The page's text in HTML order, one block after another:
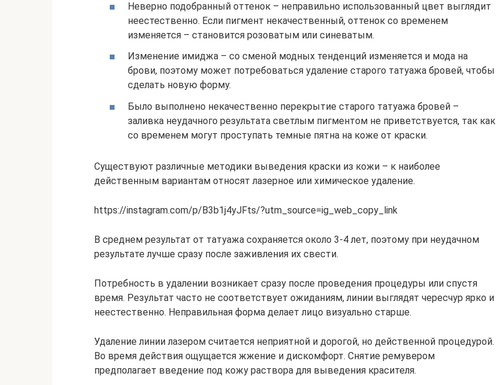
Неверно подобранный оттенок – неправильно использованный цвет выглядит
неестественно. Если пигмент некачественный, оттенок со временем
изменяется – становится розоватым или синеватым.
Изменение имиджа – со сменой модных тенденций изменяется и мода на
брови, поэтому может потребоваться удаление старого татуажа бровей, чтобы
сделать новую форму.
Было выполнено некачественно перекрытие старого татуажа бровей –
заливка неудачного результата светлым пигментом не приветствуется, так как
со временем могут проступать темные пятна на коже от краски.
Существуют различные методики выведения краски из кожи – к наиболее
действенным вариантам относят лазерное или химическое удаление.
https://instagram.com/p/B3b1j4yJFts/?utm_source=ig_web_copy_link
В среднем результат от татуажа сохраняется около 3-4 лет, поэтому при неудачном
результате лучше сразу после заживления их свести.
Потребность в удалении возникает сразу после проведения процедуры или спустя
время. Результат часто не соответствует ожиданиям, линии выглядят чересчур ярко и
неестественно. Неправильная форма делает лицо визуально старше.
Удаление линии лазером считается неприятной и дорогой, но действенной процедурой.
Во время действия ощущается жжение и дискомфорт. Снятие ремувером
предполагает введение под кожу раствора для выведения красителя.